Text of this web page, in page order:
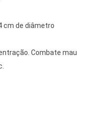
cm de diâmetro
Combate mau